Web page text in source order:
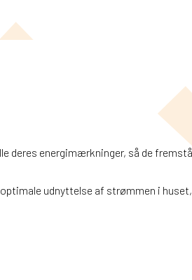
deres energimærkninger, så de
udnyttelse af strømmen i